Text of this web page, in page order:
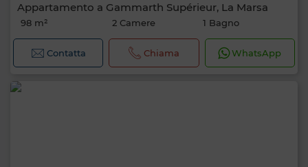
Appartamento a Gammarth Supérieur, La Marsa
98 m² 2 Camere 1 Bagno
Contatta Chiama WhatsApp